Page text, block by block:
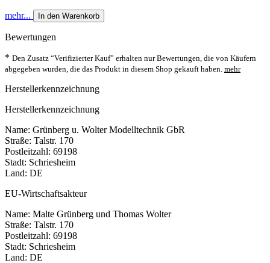
mehr... In den Warenkorb
Bewertungen
* Den Zusatz “Verifizierter Kauf” erhalten nur Bewertungen, die von Käufern
abgegeben wurden, die das Produkt in diesem Shop gekauft haben. mehr
Herstellerkennzeichnung
Herstellerkennzeichnung
Name: Grünberg u. Wolter Modelltechnik GbR
Straße: Talstr. 170
Postleitzahl: 69198
Stadt: Schriesheim
Land: DE
EU-Wirtschaftsakteur
Name: Malte Grünberg und Thomas Wolter
Straße: Talstr. 170
Postleitzahl: 69198
Stadt: Schriesheim
Land: DE